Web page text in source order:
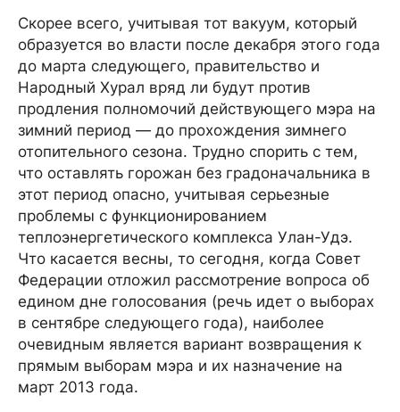
Скорее всего, учитывая тот вакуум, который
образуется во власти после декабря этого года
до марта следующего, правительство и
Народный Хурал вряд ли будут против
продления полномочий действующего мэра на
зимний период — до прохождения зимнего
отопительного сезона. Трудно спорить с тем,
что оставлять горожан без градоначальника в
этот период опасно, учитывая серьезные
проблемы с функционированием
теплоэнергетического комплекса Улан-Удэ.
Что касается весны, то сегодня, когда Совет
Федерации отложил рассмотрение вопроса об
едином дне голосования (речь идет о выборах
в сентябре следующего года), наиболее
очевидным является вариант возвращения к
прямым выборам мэра и их назначение на
март 2013 года.